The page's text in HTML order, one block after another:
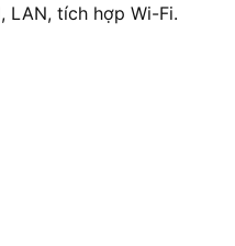
LAN, tích hợp Wi-Fi.